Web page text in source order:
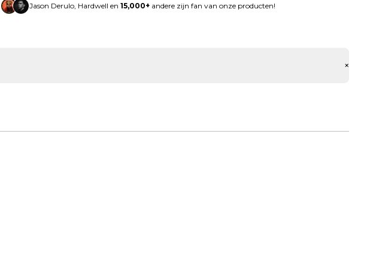
Jason Derulo, Hardwell en 15,000+andere zijn fan van onze producten!
+